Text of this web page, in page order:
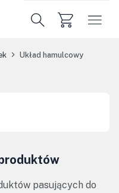
Układ hamulcowy
pasujących do